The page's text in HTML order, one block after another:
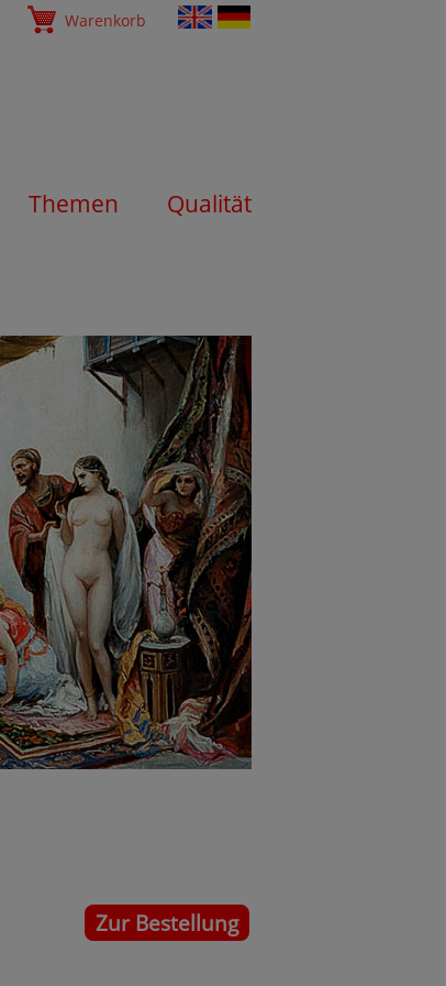
Warenkorb
Themen Qualität
Zur Bestellung